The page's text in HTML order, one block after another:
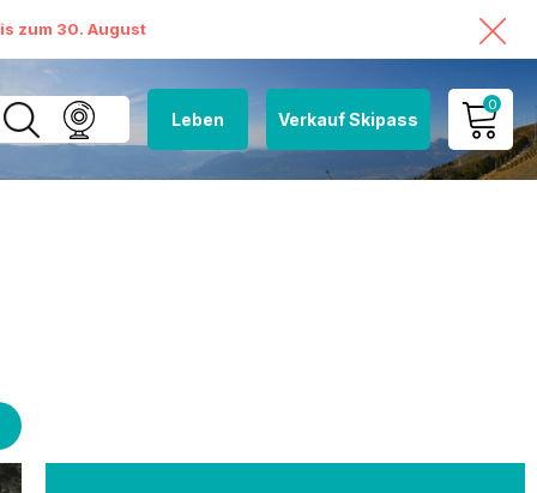
zum 30. August
Leben Verkauf Skipass
0
MEIN KONTO